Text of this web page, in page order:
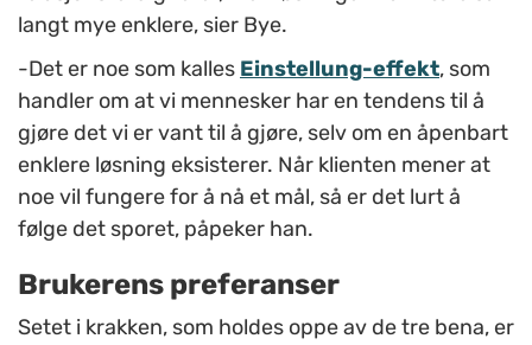
langt mye enklere, sier Bye.
-­­­Det er noe som kalles Einstellung-effekt, som
handler om at vi mennesker har en tendens til å
gjøre det vi er vant til å gjøre, selv om en åpenbart
enklere løsning eksisterer. Når klienten mener at
noe vil fungere for å nå et mål, så er det lurt å
følge det sporet, påpeker han.
Brukerens preferanser
Setet i krakken, som holdes oppe av de tre bena, er